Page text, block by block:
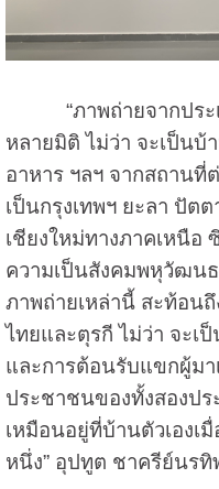
“ภาพถ่ายจากประเ
หลายมิติ ไม่ว่า จะเป็นบ้
อาหาร ฯลฯ จากสถานที่
เป็นกรุงเทพฯ ยะลา ปัต
เชียงใหม่ทางภาคเหนือ
ความเป็นสังคมพหุวัฒน
ภาพถ่ายเหล่านี้ สะท้อน
ไทยและตุรกี ไม่ว่า จะเ
และการต้อนรับแขกผู้ม
ประชาชนของทั้งสองปร
เหมือนอยู่ที่บ้านตัวเองเ
หนึ่ง” อุปทูต ชาครีย์นรทิ